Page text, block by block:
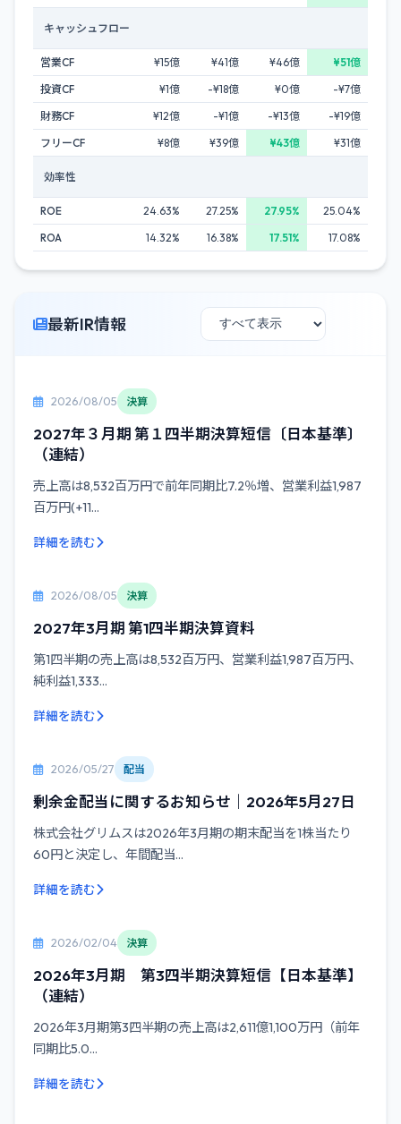
キャッシュフロー
営業CF ¥15億 ¥41億 ¥46億
¥51億
投資CF
¥1億 -¥18億 ¥0億
-¥7億
財務CF
¥12億 -¥1億 -¥13億
-¥19億
フリーCF
¥8億 ¥39億 ¥43億 ¥31億
効率性
ROE 24.63% 27.25% 27.95%
25.04%
ROA
14.32% 16.38% 17.51% 17.08%
最新IR情報
2026/08/05 決算
2027年３月期 第１四半期決算短信〔日本基準〕
（連結）
売上高は8,532百万円で前年同期比7.2％増、営業利益1,987
百万円(+11...
詳細を読む
2026/08/05 決算
2027年3月期 第1四半期決算資料
第1四半期の売上高は8,532百万円、営業利益1,987百万円、
純利益1,333...
詳細を読む
2026/05/27 配当
剰余金配当に関するお知らせ｜2026年5月27日
株式会社グリムスは2026年3月期の期末配当を1株当たり
60円と決定し、年間配当...
詳細を読む
2026/02/04 決算
2026年3月期 第3四半期決算短信【日本基準】
（連結）
2026年3月期第3四半期の売上高は2,611億1,100万円（前年
同期比5.0...
詳細を読む